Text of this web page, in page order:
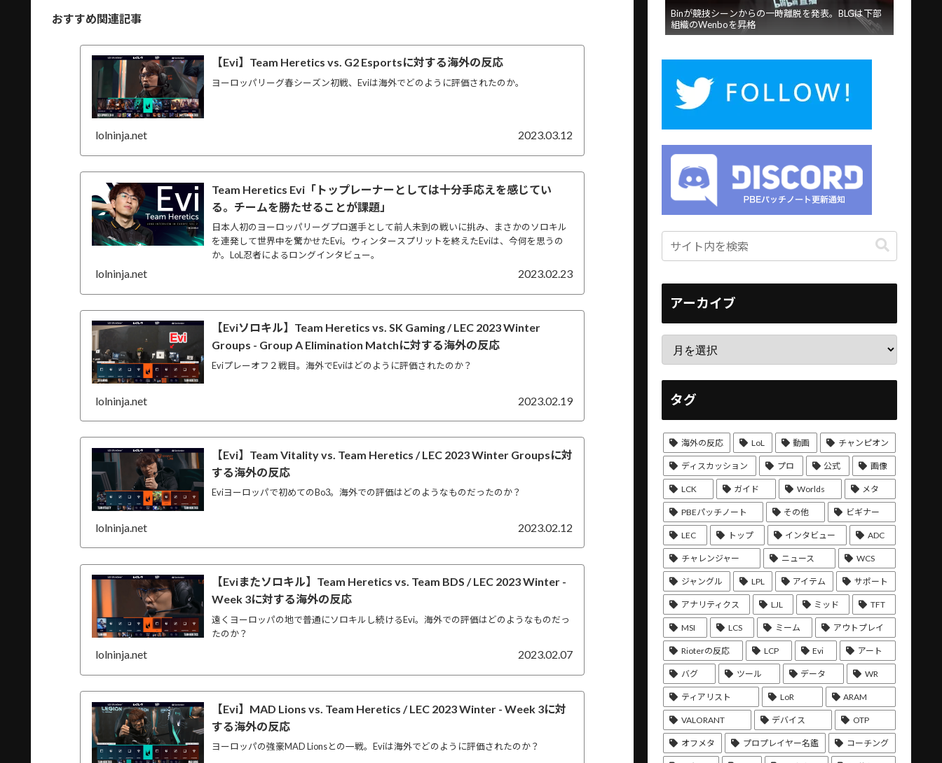
おすすめ関連記事
【Evi】Team Heretics vs. G2 Esportsに対する海外の反応
ヨーロッパリーグ春シーズン初戦、Eviは海外でどのように評価されたのか。
lolninja.net 2023.03.12
Team Heretics Evi「トップレーナーとしては十分手応えを感じてい
る。チームを勝たせることが課題」
日本人初のヨーロッパリーグプロ選手として前人未到の戦いに挑み、まさかのソロキル
を連発して世界中を驚かせたEvi。ウィンタースプリットを終えたEviは、今何を思うの
か。LoL忍者によるロングインタビュー。
lolninja.net 2023.02.23
【Eviソロキル】Team Heretics vs. SK Gaming / LEC 2023 Winter
Groups - Group A Elimination Matchに対する海外の反応
Eviプレーオフ２戦目。海外でEviはどのように評価されたのか？
lolninja.net 2023.02.19
【Evi】Team Vitality vs. Team Heretics / LEC 2023 Winter Groupsに対
する海外の反応
Eviヨーロッパで初めてのBo3。海外での評価はどのようなものだったのか？
lolninja.net 2023.02.12
【Eviまたソロキル】Team Heretics vs. Team BDS / LEC 2023 Winter -
Week 3に対する海外の反応
遠くヨーロッパの地で普通にソロキルし続けるEvi。海外での評価はどのようなものだっ
たのか？
lolninja.net 2023.02.07
【Evi】MAD Lions vs. Team Heretics / LEC 2023 Winter - Week 3に対
する海外の反応
ヨーロッパの強豪MAD Lionsとの一戦。Eviは海外でどのように評価されたのか？
Binが競技シーンからの一時離脱を発表。BLGは下部
組織のWenboを昇格
アーカイブ
タグ
海外の反応 LoL 動画 チャンピオン
ディスカッション プロ 公式 画像
LCK ガイド Worlds メタ
PBEパッチノート その他 ビギナー
LEC トップ インタビュー ADC
チャレンジャー ニュース WCS
ジャングル LPL アイテム サポート
アナリティクス LJL ミッド TFT
MSI LCS ミーム アウトプレイ
Rioterの反応 LCP Evi アート
バグ ツール データ WR
ティアリスト LoR ARAM
VALORANT デバイス OTP
オフメタ プロプレイヤー名鑑 コーチング